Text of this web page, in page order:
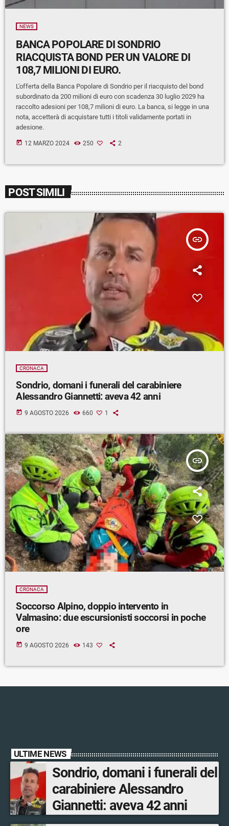
NEWS
BANCA POPOLARE DI SONDRIO
RIACQUISTA BOND PER UN VALORE DI
108,7 MILIONI DI EURO.
L'offerta della Banca Popolare di Sondrio per il riacquisto del bond
subordinato da 200 milioni di euro con scadenza 30 luglio 2029 ha
raccolto adesioni per 108,7 milioni di euro. La banca, si legge in una
nota, accetterà di acquistare tutti i titoli validamente portati in
adesione.
today 12 MARZO 2024 250 2
POST SIMILI
insert_link
CRONACA
Sondrio, domani i funerali del carabiniere
Alessandro Giannetti: aveva 42 anni
today 9 AGOSTO 2026 660 1
insert_link
CRONACA
Soccorso Alpino, doppio intervento in
Valmasino: due escursionisti soccorsi in poche
ore
today 9 AGOSTO 2026 143
ULTIME NEWS
Sondrio, domani i funerali del
carabiniere Alessandro
Giannetti: aveva 42 anni